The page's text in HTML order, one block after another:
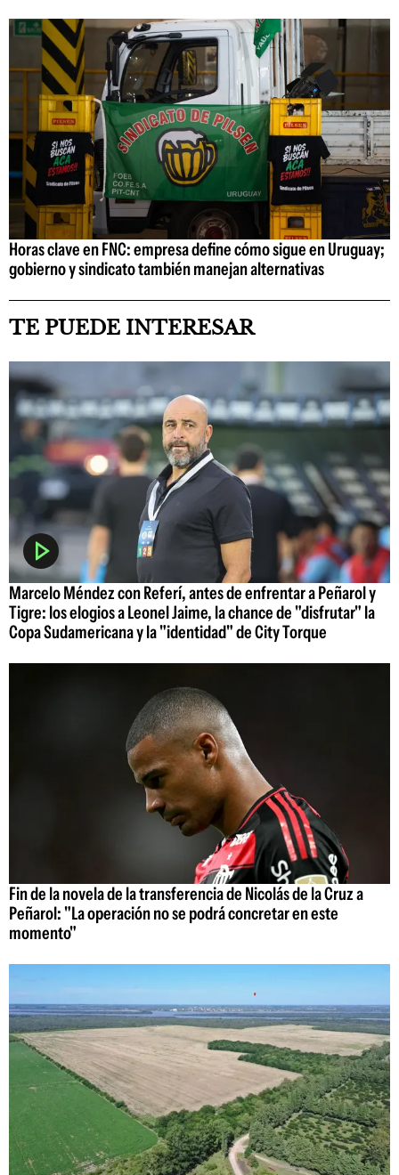
Horas clave en FNC: empresa define cómo sigue en Uruguay;
gobierno y sindicato también manejan alternativas
TE PUEDE INTERESAR
Marcelo Méndez con Referí, antes de enfrentar a Peñarol y
Tigre: los elogios a Leonel Jaime, la chance de "disfrutar" la
Copa Sudamericana y la "identidad" de City Torque
Fin de la novela de la transferencia de Nicolás de la Cruz a
Peñarol: "La operación no se podrá concretar en este
momento"